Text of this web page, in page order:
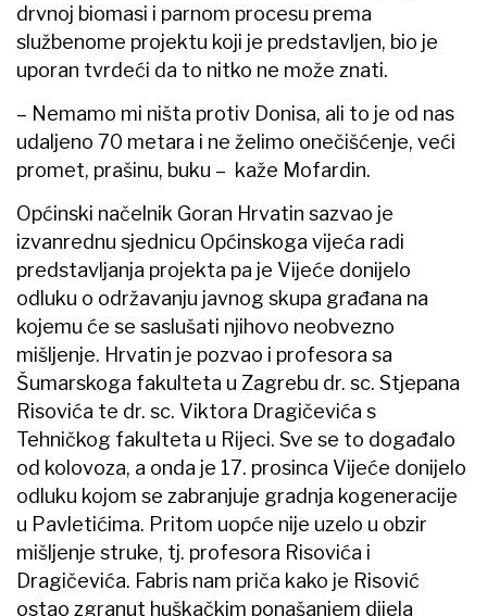
drvnoj biomasi i parnom procesu prema
službenome projektu koji je predstavljen, bio je
uporan tvrdeći da to nitko ne može znati.
– Nemamo mi ništa protiv Donisa, ali to je od nas
udaljeno 70 metara i ne želimo onečišćenje, veći
promet, prašinu, buku – kaže Mofardin.
Općinski načelnik Goran Hrvatin sazvao je
izvanrednu sjednicu Općinskoga vijeća radi
predstavljanja projekta pa je Vijeće donijelo
odluku o održavanju javnog skupa građana na
kojemu će se saslušati njihovo neobvezno
mišljenje. Hrvatin je pozvao i profesora sa
Šumarskoga fakulteta u Zagrebu dr. sc. Stjepana
Risovića te dr. sc. Viktora Dragičevića s
Tehničkog fakulteta u Rijeci. Sve se to događalo
od kolovoza, a onda je 17. prosinca Vijeće donijelo
odluku kojom se zabranjuje gradnja kogeneracije
u Pavletićima. Pritom uopće nije uzelo u obzir
mišljenje struke, tj. profesora Risovića i
Dragičevića. Fabris nam priča kako je Risović
ostao zgranut huškačkim ponašanjem dijela